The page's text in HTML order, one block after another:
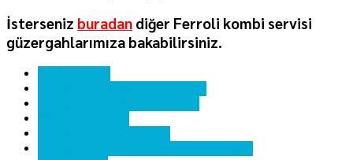
İsterseniz buradan diğer Ferroli kombi servisi
güzergahlarımıza bakabilirsiniz.